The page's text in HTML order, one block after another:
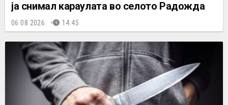
ја снимал караулата во селото Радожда
06.08.2026. 14:45